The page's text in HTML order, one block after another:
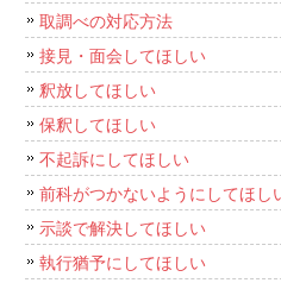
取調べの対応方法
接見・面会してほしい
釈放してほしい
保釈してほしい
不起訴にしてほしい
前科がつかないようにしてほし
示談で解決してほしい
執行猶予にしてほしい